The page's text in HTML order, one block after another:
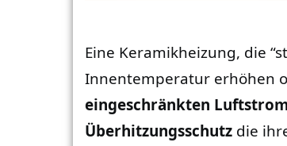
Eine Keramikheizung, die
Innentemperatur erhöhen
eingeschränkten
Überhitzungsschutz die